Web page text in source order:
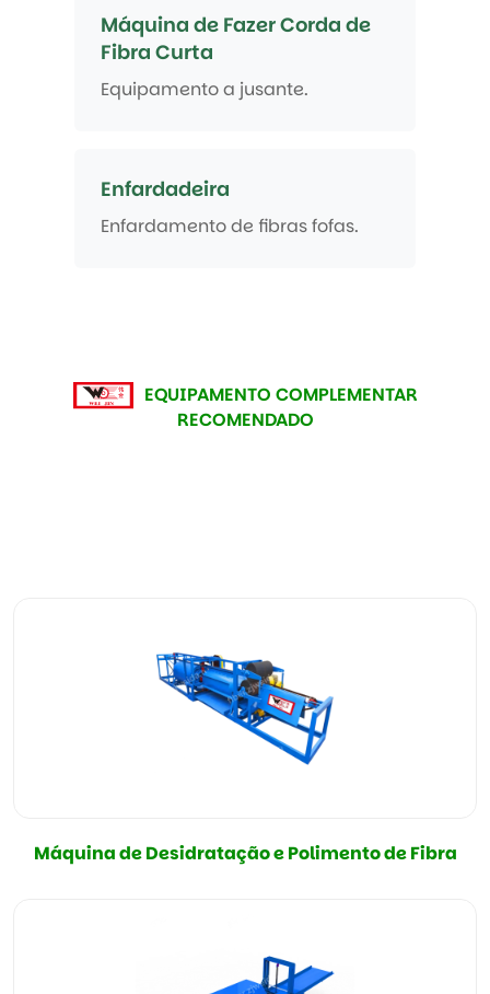
Máquina de Fazer Corda de
Fibra Curta
Equipamento a jusante.
Enfardadeira
Enfardamento de fibras fofas.
EQUIPAMENTO COMPLEMENTAR
RECOMENDADO
Máquina de Desidratação e Polimento de Fibra